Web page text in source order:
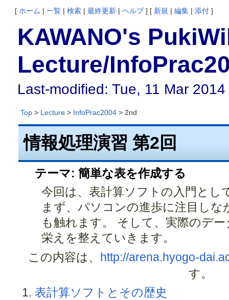
[ ホーム | 一覧 | 検索 | 最終更新 | ヘルプ] [ 新規 | 編集 | 添付 ]
KAWANO's
Lecture/
Last-modified: Tue, 11 Mar
Top> Lecture> InfoPrac2004> 2nd
情報処理演習 第2回
テーマ: 簡単な表を作成する
今回は、表計算ソフトの入門とし
まず、パソコンの進歩に注目し
も触れます。 そして、実際のデ
栄えを整えていきます。
この内容は、 http://arena.hyogo-
す。
表計算ソフトとその歴史